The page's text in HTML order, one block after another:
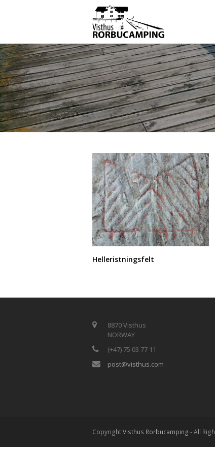
Helleristningsfelt
8870 Visthus
NORWAY
(+47) 75 03 77 11
post@visthus.com
CopyrightVisthus Rorbucamping - All